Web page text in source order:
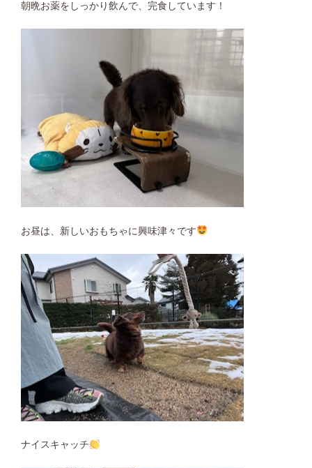
朝晩お薬をしっかり飲んで、完食しています！
お昼は、新しいおもちゃに興味津々です
ナイスキャッチ